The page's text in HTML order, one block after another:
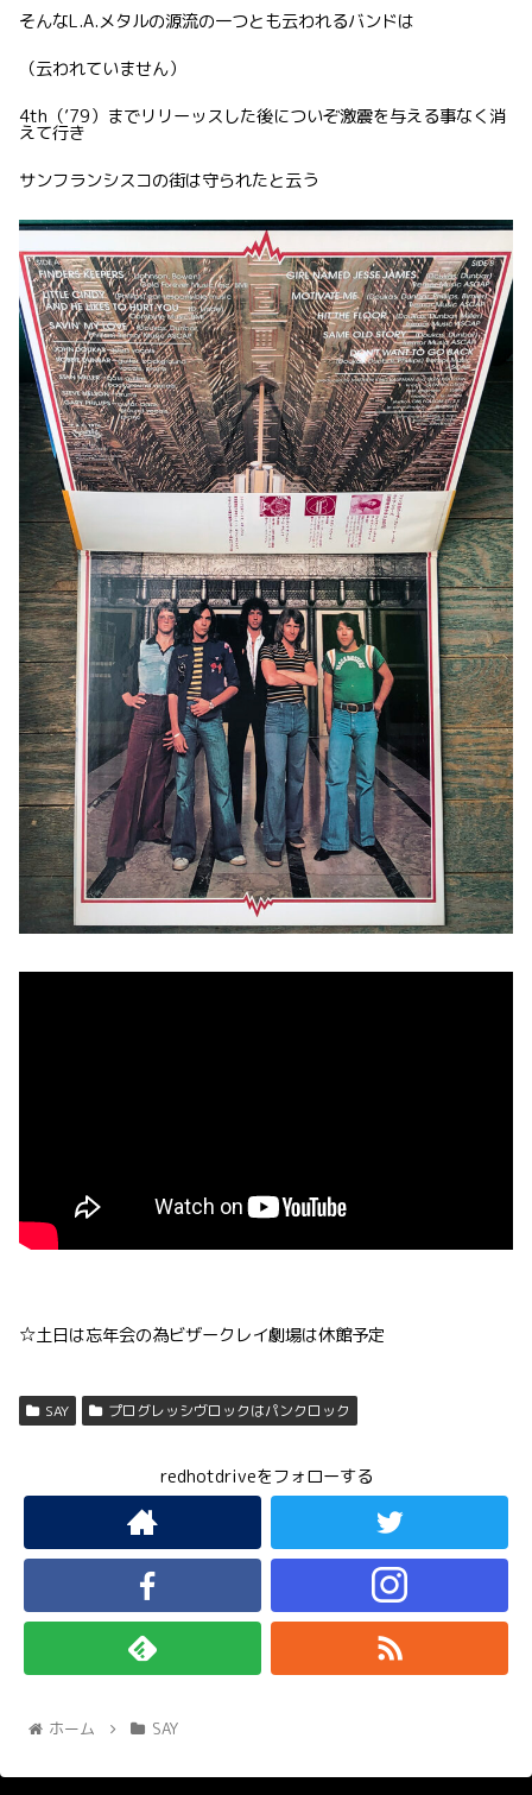
そんなL.A.メタルの源流の一つとも云われるバンドは
（云われていません）
4th（’79）までリリーッスした後についぞ激震を与える事なく消
えて行き
サンフランシスコの街は守られたと云う
☆土日は忘年会の為ビザークレイ劇場は休館予定
SAY プログレッシヴロックはパンクロック
redhotdriveをフォローする
ホーム SAY